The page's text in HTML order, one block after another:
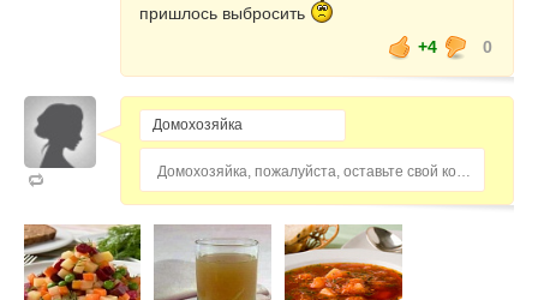
пришлось выбросить
+4
0